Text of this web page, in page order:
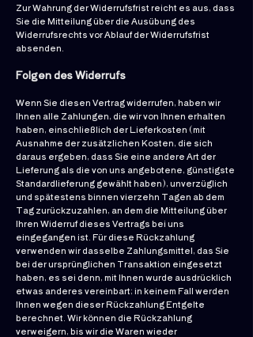
Zur Wahrung der Widerrufsfrist reicht es aus, dass
Sie die Mitteilung über die Ausübung des
Widerrufsrechts vor Ablauf der Widerrufsfrist
absenden.
Folgen des Widerrufs
Wenn Sie diesen Vertrag widerrufen, haben wir
Ihnen alle Zahlungen, die wir von Ihnen erhalten
haben, einschließlich der Lieferkosten (mit
Ausnahme der zusätzlichen Kosten, die sich
daraus ergeben, dass Sie eine andere Art der
Lieferung als die von uns angebotene, günstigste
Standardlieferung gewählt haben), unverzüglich
und spätestens binnen vierzehn Tagen ab dem
Tag zurückzuzahlen, an dem die Mitteilung über
Ihren Widerruf dieses Vertrags bei uns
eingegangen ist. Für diese Rückzahlung
verwenden wir dasselbe Zahlungsmittel, das Sie
bei der ursprünglichen Transaktion eingesetzt
haben, es sei denn, mit Ihnen wurde ausdrücklich
etwas anderes vereinbart; in keinem Fall werden
Ihnen wegen dieser Rückzahlung Entgelte
berechnet. Wir können die Rückzahlung
verweigern, bis wir die Waren wieder